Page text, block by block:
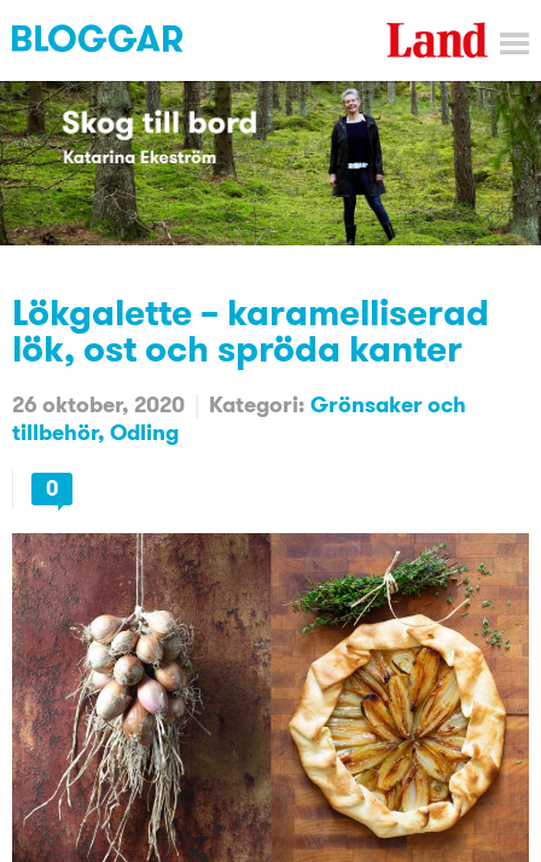
Lökgalette – karamelliserad
lök, ost och spröda kanter
26 oktober, 2020 Kategori: Grönsaker och
tillbehör Odling
0